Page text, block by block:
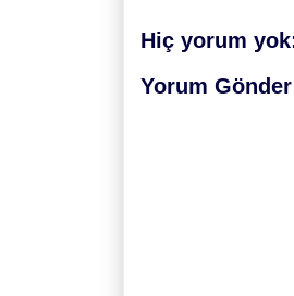
Hiç yorum
Yorum Gönder